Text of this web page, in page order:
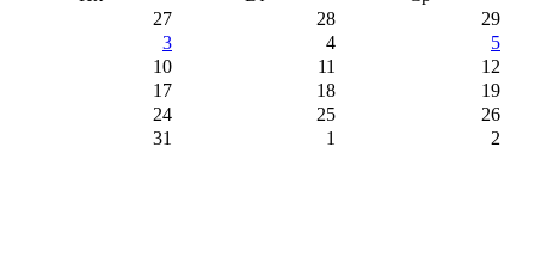
27
28
29
3
4
5
10
11
12
17
18
19
24
25
26
31
1 2